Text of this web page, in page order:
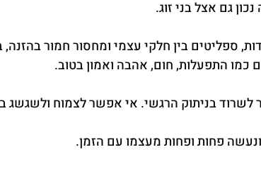
גם אצל בני זוג.
ספליטים בין חלקי עצמי ומחסור חמור בהזנה,
כמו התפעלות, חום, אהבה ואמון בטוב.
בניתוק הרגשי. אי אפשר לצמוח ולשגשג
פחות ופחות מעצמו עם הזמן.